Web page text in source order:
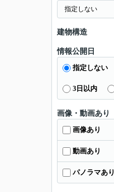
建物構造
情報公開日
指定しない
3日以内
画像・動画あり
画像あり
動画あり
パノラマあり